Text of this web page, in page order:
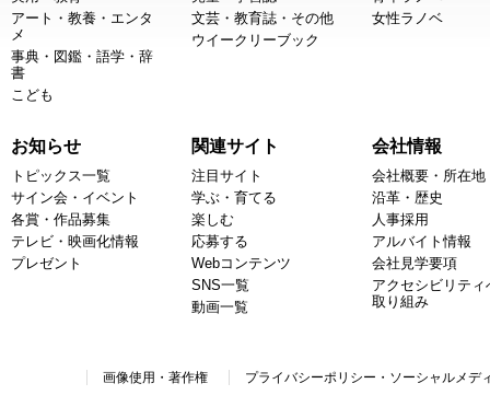
アート・教養・エンタ
メ
事典・図鑑・語学・辞
書
こども
文芸・教育誌・その他
ウイークリーブック
女性ラノベ
お知らせ
トピックス一覧
サイン会・イベント
各賞・作品募集
テレビ・映画化情報
プレゼント
関連サイト
注目サイト
学ぶ・育てる
楽しむ
応募する
Webコンテンツ
SNS一覧
動画一覧
会社情報
会社概要・所在地
沿革・歴史
人事採用
アルバイト情報
会社見学要項
アクセシビリティ
取り組み
画像使用・著作権 プライバシーポリシー・ソーシャルメデ